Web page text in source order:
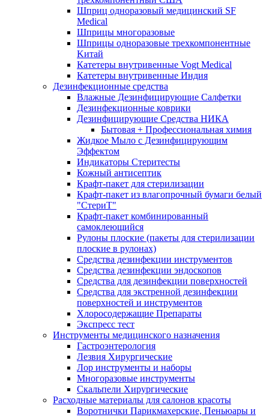
Шприц одноразовый медицинский SF
Medical
Шприцы многоразовые
Шприцы одноразовые трехкомпонентные
Kитай
Катетеры внутривенные Vogt Medical
Катетеры внутривенные Индия
Дезинфекционные средства
Влажные Дезинфицирующие Салфетки
Дезинфекционные коврики
Дезинфицирующие Средства НИКА
Бытовая + Профессиональная химия
Жидкое Мыло с Дезинфицирующим
Эффектом
Индикаторы Стеритесты
Кожный антисептик
Крафт-пакет для стерилизации
Крафт-пакет из влагопрочный бумаги белый
"СтериТ"
Крафт-пакет комбинированный
самоклеющийся
Рулоны плоские (пакеты для стерилизации
плоские в рулонах)
Средства дезинфекции инструментов
Средства дезинфекции эндоскопов
Средства для дезинфекции поверхностей
Средства для экстренной дезинфекции
поверхностей и инструментов
Хлоросодержащие Препараты
Экспресс тест
Инструменты медицинского назначения
Гастроэнтерология
Лезвия Хирургические
Лор инструменты и наборы
Многоразовые инструменты
Скальпели Хирургические
Расходные материалы для салонов красоты
Воротнички Парикмахерские, Пеньюары и